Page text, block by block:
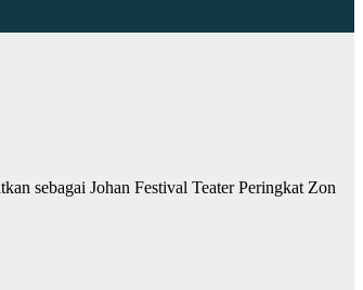
sebagai Johan Festival Teater Peringkat Zon